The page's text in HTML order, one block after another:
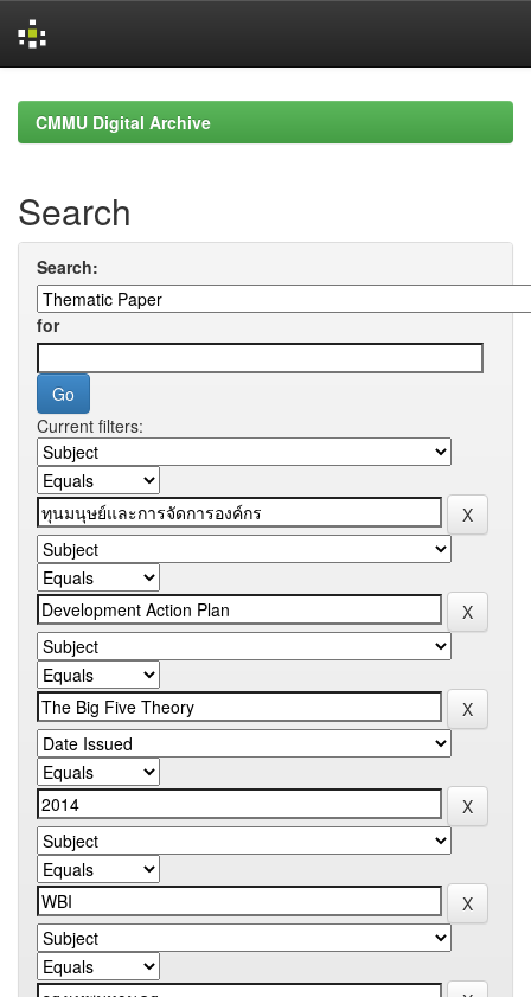
navigationCMMU Digital Archive
Search
Search:
for
Current filters: